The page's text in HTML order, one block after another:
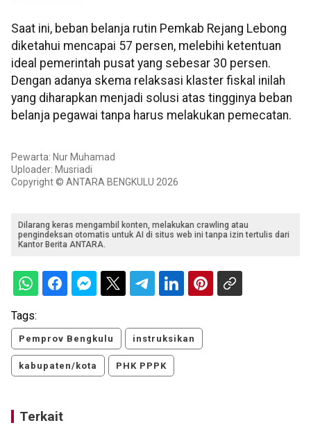
Saat ini, beban belanja rutin Pemkab Rejang Lebong
diketahui mencapai 57 persen, melebihi ketentuan
ideal pemerintah pusat yang sebesar 30 persen.
Dengan adanya skema relaksasi klaster fiskal inilah
yang diharapkan menjadi solusi atas tingginya beban
belanja pegawai tanpa harus melakukan pemecatan.
Pewarta: Nur Muhamad
Uploader: Musriadi
Copyright © ANTARA BENGKULU 2026
Dilarang keras mengambil konten, melakukan crawling atau
pengindeksan otomatis untuk AI di situs web ini tanpa izin tertulis dari
Kantor Berita ANTARA.
Tags:
Pemprov Bengkulu instruksikan
kabupaten/kota PHK PPPK
Terkait